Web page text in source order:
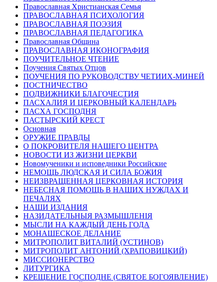
Православная Христианская Семья
ПРАВОСЛАВНАЯ ПСИХОЛОГИЯ
ПРАВОСЛАВНАЯ ПОЭЗИЯ
ПРАВОСЛАВНАЯ ПЕДАГОГИКА
Православная Община
ПРАВОСЛАВНАЯ ИКОНОГРАФИЯ
ПОУЧИТЕЛЬНОЕ ЧТЕНИЕ
Поучения Святых Отцов
ПОУЧЕНИЯ ПО РУКОВОДСТВУ ЧЕТИИХ-МИНЕЙ
ПОСТНИЧЕСТВО
ПОДВИЖНИКИ БЛАГОЧЕСТИЯ
ПАСХАЛИЯ И ЦЕРКОВНЫЙ КАЛЕНДАРЬ
ПАСХА ГОСПОДНЯ
ПАСТЫРСКИЙ КРЕСТ
Основная
ОРУЖИЕ ПРАВДЫ
О ПОКРОВИТЕЛЯ НАШЕГО ЦЕНТРА
НОВОСТИ ИЗ ЖИЗНИ ЦЕРКВИ
Новомученики и исповедники Российские
НЕМОЩЬ ЛЮДСКАЯ И СИЛА БОЖИЯ
НЕИЗВРАЩЕННАЯ ЦЕРКОВНАЯ ИСТОРИЯ
НЕБЕСНАЯ ПОМОЩЬ В НАШИХ НУЖДАХ И
ПЕЧАЛЯХ
НАШИ ИЗДАНИЯ
НАЗИДАТЕЛЬНЫЯ РАЗМЫШЛЕНІЯ
МЫСЛИ НА КАЖДЫЙ ДЕНЬ ГОДА
МОНАШЕСКОЕ ДЕЛАНИЕ
МИТРОПОЛИТ ВИТАЛИЙ (УСТИНОВ)
МИТРОПОЛИТ АНТОНИЙ (ХРАПОВИЦКИЙ)
МИССИОНЕРСТВО
ЛИТУРГИКА
КРЕЩЕНИЕ ГОСПОДНЕ (СВЯТОЕ БОГОЯВЛЕНИЕ)